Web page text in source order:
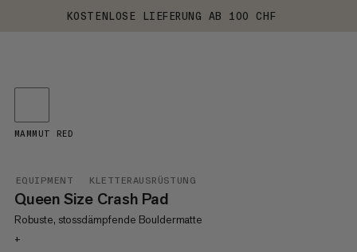
KOSTENLOSE LIEFERUNG AB 100 CHF
EQUIPMENT KLETTERAUSRÜSTUNG
Queen Size Crash Pad
Robuste, stossdämpfende Bouldermatte
+
MAMMUT RED